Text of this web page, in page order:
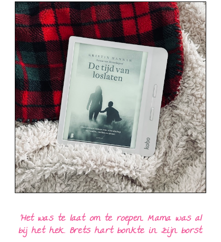
‘Het was te laat om te roepen. Mama was al
bij het hek. Brets hart bonkte in zijn borst.